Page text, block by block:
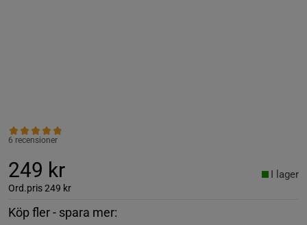
6 recensioner
249 kr
Ord.pris249 kr
I lager
Köp fler - spara mer: